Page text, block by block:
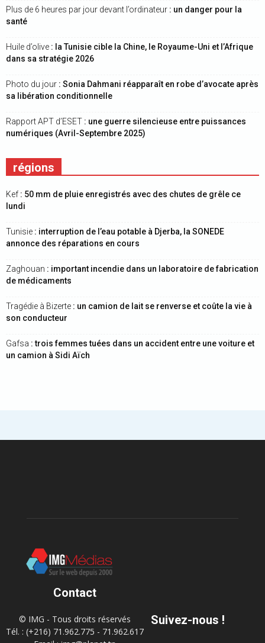
Plus de 6 heures par jour devant l’ordinateur : un danger pour la
santé
Huile d’olive : la Tunisie cible la Chine, le Royaume-Uni et l’Afrique
dans sa stratégie 2026
Photo du jour : Sonia Dahmani réapparaît en robe d’avocate après
sa libération conditionnelle
Rapport APT d’ESET : une guerre silencieuse entre puissances
numériques (Avril-Septembre 2025)
régions
Kef : 50 mm de pluie enregistrés avec des chutes de grêle ce
lundi
Tunisie : interruption de l’eau potable à Djerba, la SONEDE
annonce des réparations en cours
Zaghouan : important incendie dans un laboratoire de fabrication
de médicaments
Tragédie à Bizerte : un camion de lait se renverse et coûte la vie à
son conducteur
Gafsa : trois femmes tuées dans un accident entre une voiture et
un camion à Sidi Aïch
Contact
© IMG - Tous droits réservés
Tél. : (+216) 71.962.775 - 71.962.617
Suivez-nous !